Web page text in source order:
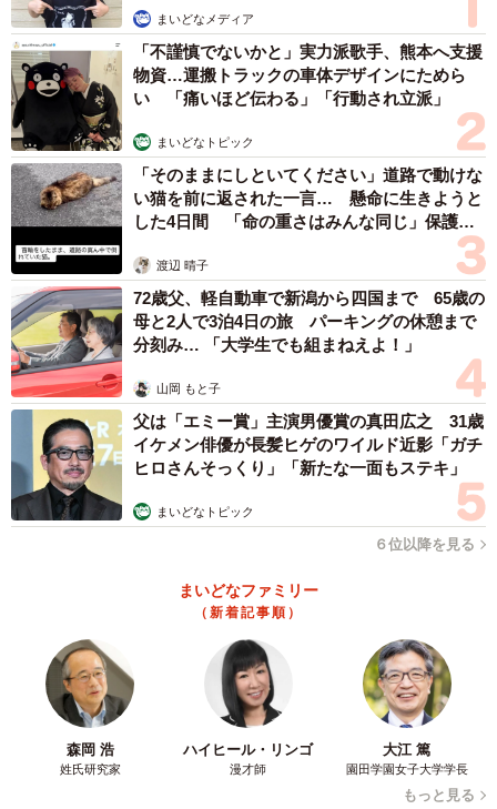
まいどなメディア
「不謹慎でないかと」実力派歌手、熊本へ支援
物資…運搬トラックの車体デザインにためら
い 「痛いほど伝わる」「行動され立派」
まいどなトピック
「そのままにしといてください」道路で動けな
い猫を前に返された一言… 懸命に生きようと
した4日間 「命の重さはみんな同じ」保護団
渡辺 晴子
72歳父、軽自動車で新潟から四国まで 65歳の
母と2人で3泊4日の旅 パーキングの休憩まで
分刻み… 「大学生でも組まねえよ！」
山岡 もと子
父は「エミー賞」主演男優賞の真田広之 31歳
イケメン俳優が長髪ヒゲのワイルド近影「ガチ
ヒロさんそっくり」「新たな一面もステキ」
まいどなトピック
６位以降を見る
まいどなファミリー
（新着記事順）
森岡 浩
姓氏研究家
ハイヒール・リンゴ
漫才師
大江 篤
園田学園女子大学学長
もっと見る